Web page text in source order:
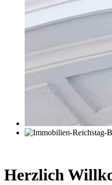
Herzlich